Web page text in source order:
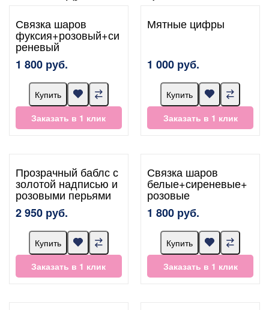
Связка шаров
фуксия+розовый+си
реневый
1 800 руб.
Купить
Заказать в 1 клик
Мятные цифры
1 000 руб.
Купить
Заказать в 1 клик
Прозрачный баблс с
золотой надписью и
розовыми перьями
2 950 руб.
Купить
Заказать в 1 клик
Связка шаров
белые+сиреневые+
розовые
1 800 руб.
Купить
Заказать в 1 клик